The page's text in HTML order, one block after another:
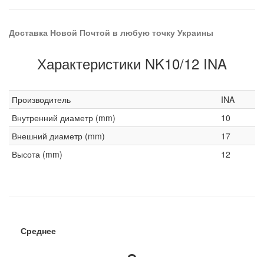
Доставка Новой Почтой в любую точку Украины
Характеристики NK10/12 INA
Производитель
INA
Внутренний диаметр (mm)
10
Внешний диаметр (mm)
17
Высота (mm)
12
Среднее